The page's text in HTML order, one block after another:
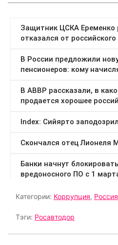
Категории: Коррупция, Россия
Тэги: Росавтодор